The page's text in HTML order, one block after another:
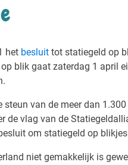
het besluit tot statiegeld op
blik gaat zaterdag 1 april
van de meer dan
de vlag van de
om statiegeld op
niet gemakkelijk is